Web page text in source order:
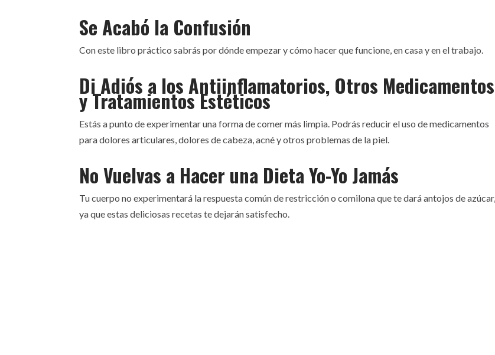
Se Acabó la Confusión
Con este libro práctico sabrás por dónde empezar y cómo hacer que funcione, en casa y en el trabajo.
Di Adiós a los Antiinflamatorios, Otros Medicamentos
y Tratamientos Estéticos
Estás a punto de experimentar una forma de comer más limpia. Podrás reducir el uso de medicamentos
para dolores articulares, dolores de cabeza, acné y otros problemas de la piel.
No Vuelvas a Hacer una Dieta Yo-Yo Jamás
Tu cuerpo no experimentará la respuesta común de restricción o comilona que te dará antojos de azúcar,
ya que estas deliciosas recetas te dejarán satisfecho.